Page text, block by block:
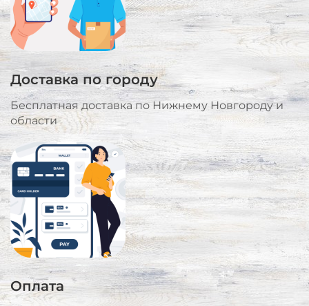
Доставка по городу
Бесплатная доставка по Нижнему Новгороду и
области
Оплата